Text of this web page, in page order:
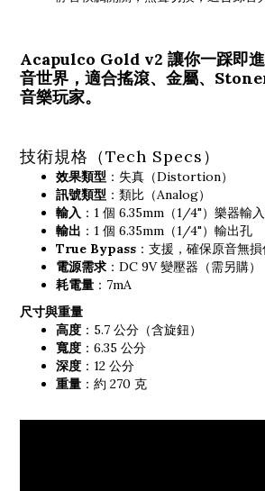
Acapulco Gold v2 讓你一踩即
音世界，適合搖滾、金屬、
音樂玩家。
技術規格（Tech Specs）
效果類型 ：失真（Distortion）
訊號類型 ：類比（Analog）
輸入 ：1 個 6.35mm（1/4"）樂器輸
輸出 ：1 個 6.35mm（1/4"）輸出孔
True Bypass ：支援，確保原音無
電源需求 ：DC 9V 變壓器（需另購）
耗電量 ：7mA
尺寸與重量
高度 ：5.7 公分（含旋鈕）
寬度 ：6.35 公分
深度 ：12 公分
重量 ：約 270 克